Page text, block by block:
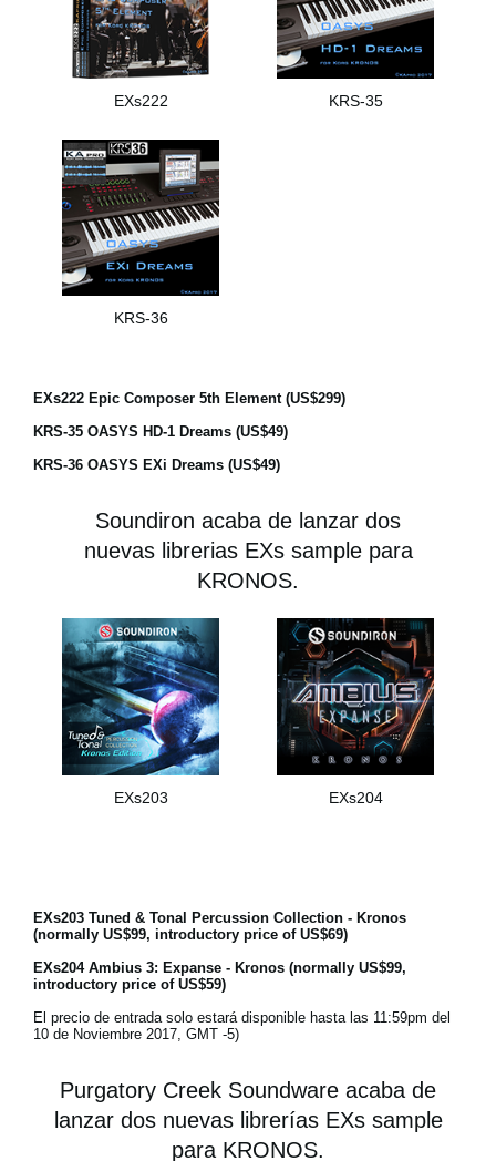
EXs222 KRS-35
KRS-36
EXs222 Epic Composer 5th Element (US$299)
KRS-35 OASYS HD-1 Dreams (US$49)
KRS-36 OASYS EXi Dreams (US$49)
Soundiron acaba de lanzar dos
nuevas librerias EXs sample para
KRONOS.
EXs203 EXs204
EXs203 Tuned & Tonal Percussion Collection - Kronos
(normally US$99, introductory price of US$69)
EXs204 Ambius 3: Expanse - Kronos (normally US$99,
introductory price of US$59)
El precio de entrada solo estará disponible hasta las 11:59pm del
10 de Noviembre 2017, GMT -5)
Purgatory Creek Soundware acaba de
lanzar dos nuevas librerías EXs sample
para KRONOS.